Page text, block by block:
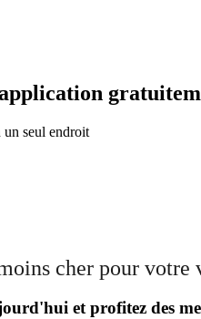
un seul endroit
cher pour votre
et profitez des